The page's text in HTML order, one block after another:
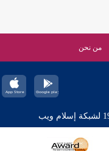
من نحن